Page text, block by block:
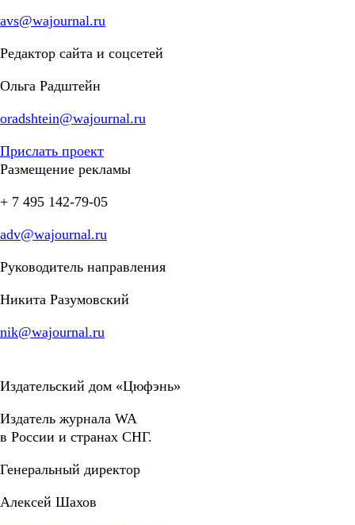
avs@wajournal.ru
Редактор сайта и соцсетей
Ольга Радштейн
oradshtein@wajournal.ru
Прислать проект
Размещение рекламы
+ 7 495 142-79-05
adv@wajournal.ru
Руководитель направления
Никита Разумовский
nik@wajournal.ru
Издательский дом «Цюфэнь»
Издатель журнала WA
в России и странах СНГ.
Генеральный директор
Алексей Шахов